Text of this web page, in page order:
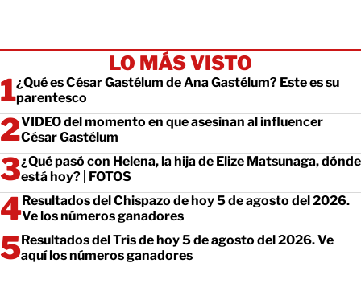
LO MÁS VISTO
¿Qué es César Gastélum de Ana Gastélum? Este es su
parentesco
VIDEO del momento en que asesinan al influencer
César Gastélum
¿Qué pasó con Helena, la hija de Elize Matsunaga, dónde
está hoy? | FOTOS
Resultados del Chispazo de hoy 5 de agosto del 2026.
Ve los números ganadores
Resultados del Tris de hoy 5 de agosto del 2026. Ve
aquí los números ganadores